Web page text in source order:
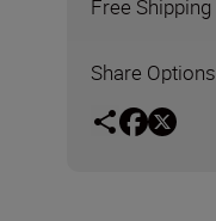
Free Shipping
Share Options